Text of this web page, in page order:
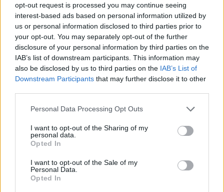
opt-out request is processed you may continue seeing
interest-based ads based on personal information utilized by
us or personal information disclosed to third parties prior to
your opt-out. You may separately opt-out of the further
disclosure of your personal information by third parties on the
IAB’s list of downstream participants. This information may
also be disclosed by us to third parties on the IAB’s List of
Downstream Participants that may further disclose it to other
Please note that this website/app uses one or more Google
not limited to your visit or usage behaviour. You may click to
grant or deny consent to Google and its third-party tags to
use your data for below specified purposes in below Google
consent section.
Personal Data Processing Opt Outs
I want to opt-out of the Sharing of my
personal data.
Opted In
I want to opt-out of the Sale of my
Personal Data.
Opted In